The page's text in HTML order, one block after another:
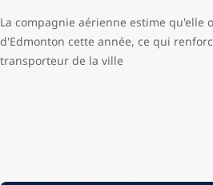
La compagnie aérienne estime
d'Edmonton cette année, ce qui
transporteur de la ville